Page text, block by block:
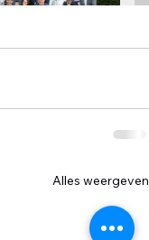
Alles weergeven